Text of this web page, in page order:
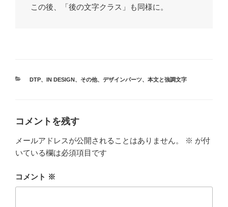
この後、「後の文字クラス」も同様に。
カ
DTP、 IN DESIGN、 その他、 デザインパーツ、 本文と強調文字
コメントを残す
メールアドレスが公開されることはありません。 ※ が付
いている欄は必須項目です
コメント ※